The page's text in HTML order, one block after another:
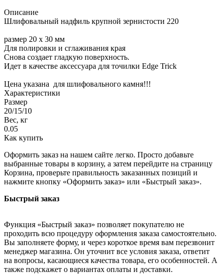
Описание
Шлифовальный надфиль крупной зернистости 220
размер 20 x 30 мм
Для полировки и сглаживания края
Снова создает гладкую поверхность.
Идет в качестве аксессуара для точилки Edge Trick
Цена указана для шлифовального камня!!!
Характеристики
Размер
20/15/10
Вес, кг
0.05
Как купить
Оформить заказ на нашем сайте легко. Просто добавьте
выбранные товары в корзину, а затем перейдите на страницу
Корзина, проверьте правильность заказанных позиций и
нажмите кнопку «Оформить заказ» или «Быстрый заказ».
Быстрый заказ
Функция «Быстрый заказ» позволяет покупателю не
проходить всю процедуру оформления заказа самостоятельно.
Вы заполняете форму, и через короткое время вам перезвонит
менеджер магазина. Он уточнит все условия заказа, ответит
на вопросы, касающиеся качества товара, его особенностей. А
также подскажет о вариантах оплаты и доставки.